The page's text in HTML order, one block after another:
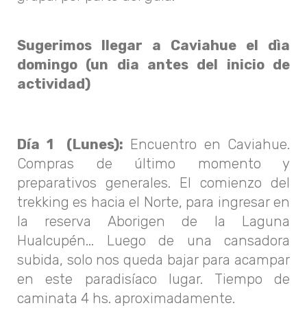
Sugerimos llegar a Caviahue el dìa
domingo (un dia antes del inicio de
actividad)
Día 1 (Lunes): Encuentro en Caviahue.
Compras de último momento y
preparativos generales. El comienzo del
trekking es hacia el Norte, para ingresar en
la reserva Aborigen de la Laguna
Hualcupén... Luego de una cansadora
subida, solo nos queda bajar para acampar
en este paradisíaco lugar. Tiempo de
caminata 4 hs. aproximadamente.